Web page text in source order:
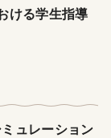
ける学生指導
ュレーション